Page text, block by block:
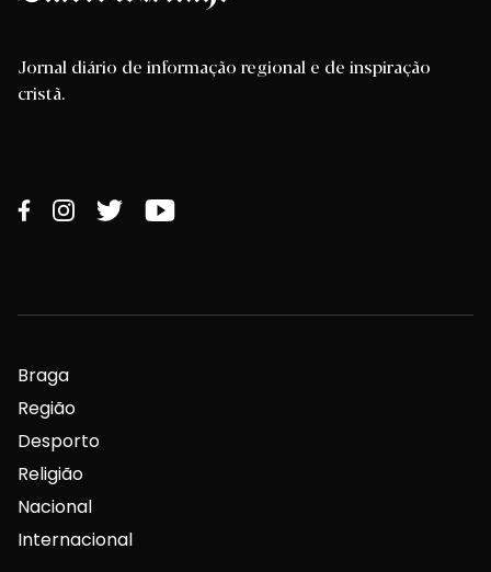
Jornal diário de informação regional e de inspiração
cristã.
Braga
Região
Desporto
Religião
Nacional
Internacional